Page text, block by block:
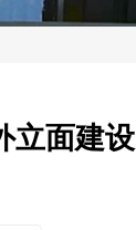
立面建设